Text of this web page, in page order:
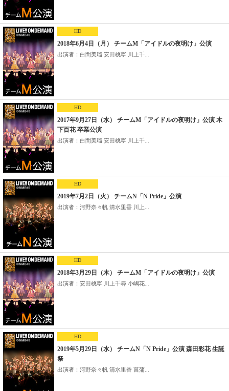
HD
2018年6月4日（月） チームM「アイドルの夜明け」公演
出演者：白間美瑠 安田桃寧 川上千...
HD
2017年9月27日（水） チームM「アイドルの夜明け」公演 木
下百花 卒業公演
出演者：白間美瑠 安田桃寧 川上千...
HD
2019年7月2日（火） チームN「N Pride」公演
出演者：河野奈々帆 清水里香 川上...
HD
2018年3月29日（木） チームM「アイドルの夜明け」公演
出演者：安田桃寧 川上千尋 小嶋花...
HD
2019年5月29日（水） チームN「N Pride」公演 森田彩花 生誕
祭
出演者：河野奈々帆 清水里香 菖蒲...